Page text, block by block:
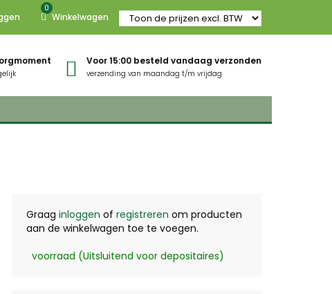
0
Winkelwagen
Voor 15:00 besteld vandaag verzonden
verzending van maandag t/m vrijdag
Graag inloggen of registreren om producten
aan de winkelwagen toe te voegen.
voorraad (Uitsluitend voor depositaires)